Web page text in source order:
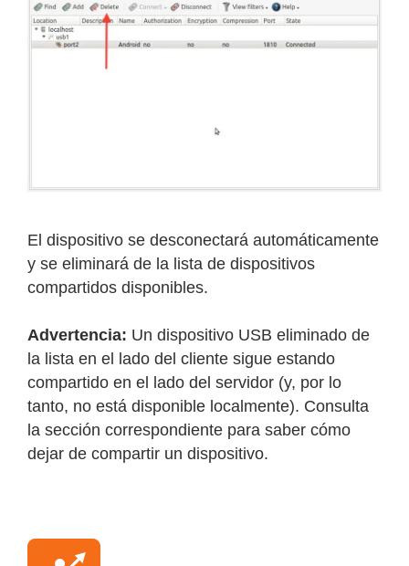
El dispositivo se desconectará automáticamente
y se eliminará de la lista de dispositivos
compartidos disponibles.
Advertencia: Un dispositivo USB eliminado de
la lista en el lado del cliente sigue estando
compartido en el lado del servidor (y, por lo
tanto, no está disponible localmente). Consulta
la sección correspondiente para saber cómo
dejar de compartir un dispositivo.